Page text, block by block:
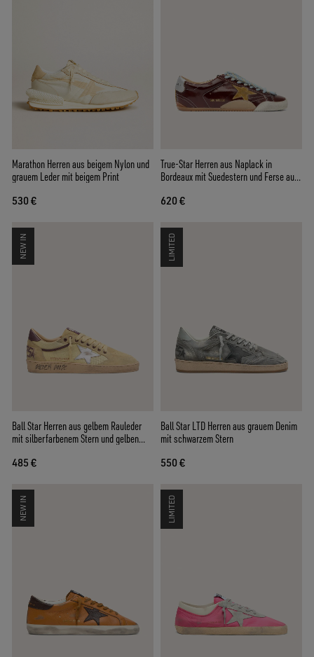
Marathon Herren aus beigem Nylon und
grauem Leder mit beigem Print
530 €
True-Star Herren aus Naplack in
Bordeaux mit Suedestern und Ferse aus
620 €
NEW IN
Ball Star Herren aus gelbem Rauleder
mit silberfarbenem Stern und gelben
485 €
LIMITED
Ball Star LTD Herren aus grauem Denim
mit schwarzem Stern
550 €
NEW IN LIMITED